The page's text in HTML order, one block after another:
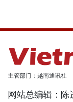
主管部门：越南通讯社
网站总编辑：陈